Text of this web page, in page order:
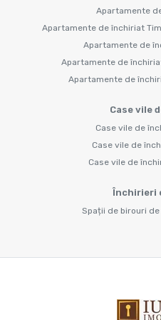
Apartamente
Apartamente de închiriat
Apartamente de
Apartamente de
Apartamente de
Case vile
Case vile de
Case vile de
Case vile de
Închirieri
Spații de birouri